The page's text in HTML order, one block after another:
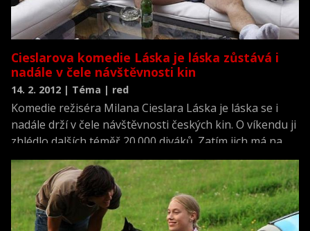
Cieslarova komedie Láska je láska zůstává i
nadále v čele návštěvnosti kin
14. 2. 2012 | Téma | red
Komedie režiséra Milana Cieslara Láska je láska se i
nadále drží v čele návštěvnosti českých kin. O víkendu ji
zhlédlo dalších téměř 20.000 diváků. Zatím jich má na
kontě 169.108, tržby dosáhly 22,3 milionu korun.